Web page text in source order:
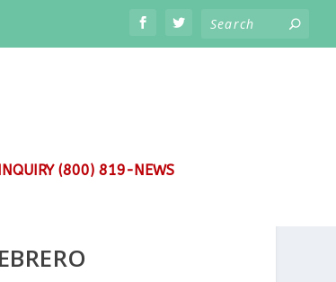
(800) 819-NEWS